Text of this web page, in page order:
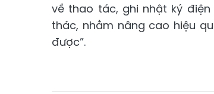
về thao tác, ghi nhật ký
thác, nhằm nâng cao hiệu
được”.